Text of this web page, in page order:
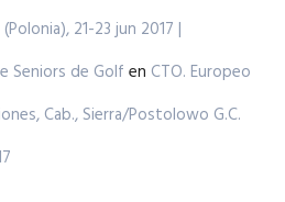
21-23 jun 2017 |
Seniors de Golf en CTO. Europeo
Cab., Sierra/Postolowo G.C.